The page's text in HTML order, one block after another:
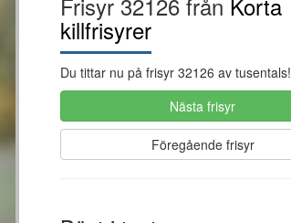
killfrisyrer
Du tittar nu på frisyr 32126 av tusentals!
Nästa frisyr
Föregående frisyr